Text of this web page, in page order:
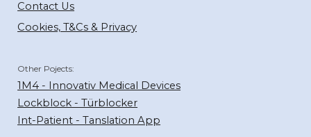
Contact Us
Cookies, T&Cs & Privacy
Other Pojects:
1M4 -
Innovativ Medical Devices
Lockblock - Türblocker
Int-Patient - Tanslation App